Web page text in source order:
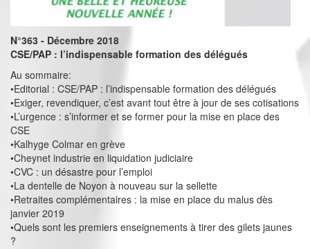
N°363 - Décembre 2018
CSE/PAP : l’indispensable formation des délégués
Au sommaire:
•Editorial : CSE/PAP : l’indispensable formation des délégués
•Exiger, revendiquer, c’est avant tout être à jour de ses cotisations
•L’urgence : s’informer et se former pour la mise en place des
CSE
•Kalhyge Colmar en grève
•Cheynet industrie en liquidation judiciaire
•CVC : un désastre pour l’emploi
•La dentelle de Noyon à nouveau sur la sellette
•Retraites complémentaires : la mise en place du malus dès
janvier 2019
•Quels sont les premiers enseignements à tirer des gilets jaunes
?